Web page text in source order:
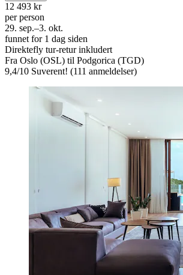
12 493 kr
per person
29. sep.–3. okt.
funnet for 1 dag siden
Direktefly tur-retur inkludert
Fra Oslo (OSL) til Podgorica (TGD)
9,4/10 Suverent! (111 anmeldelser)